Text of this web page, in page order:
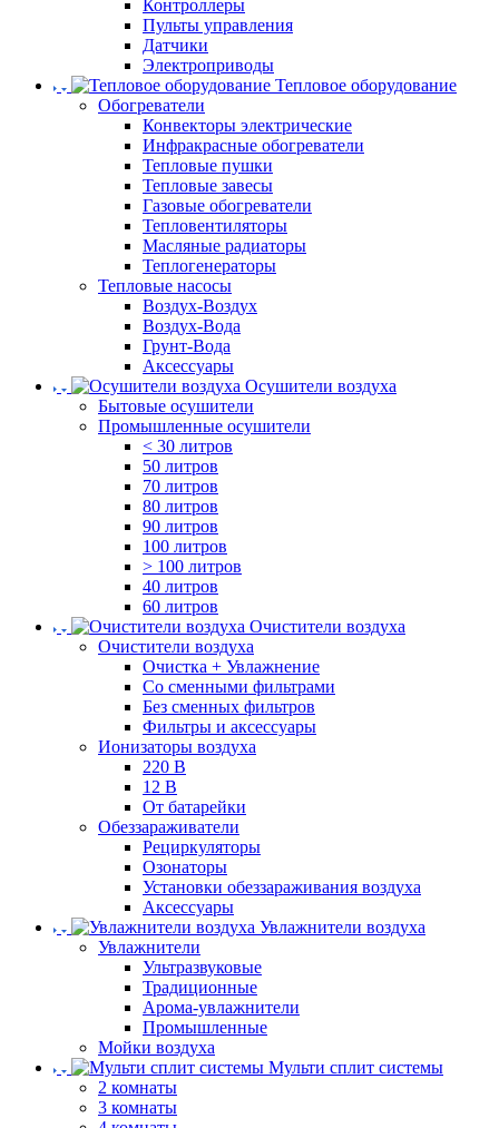
Контроллеры
Пульты управления
Датчики
Электроприводы
Тепловое оборудование
Обогреватели
Конвекторы электрические
Инфракрасные обогреватели
Тепловые пушки
Тепловые завесы
Газовые обогреватели
Тепловентиляторы
Масляные радиаторы
Теплогенераторы
Тепловые насосы
Воздух-Воздух
Воздух-Вода
Грунт-Вода
Аксессуары
Осушители воздуха
Бытовые осушители
Промышленные осушители
< 30 литров
50 литров
70 литров
80 литров
90 литров
100 литров
> 100 литров
40 литров
60 литров
Очистители воздуха
Очистители воздуха
Очистка + Увлажнение
Cо сменными фильтрами
Без сменных фильтров
Фильтры и аксессуары
Ионизаторы воздуха
220 В
12 В
От батарейки
Обеззараживатели
Рециркуляторы
Озонаторы
Установки обеззараживания воздуха
Аксессуары
Увлажнители воздуха
Увлажнители
Ультразвуковые
Традиционные
Арома-увлажнители
Промышленные
Мойки воздуха
Мульти сплит системы
2 комнаты
3 комнаты